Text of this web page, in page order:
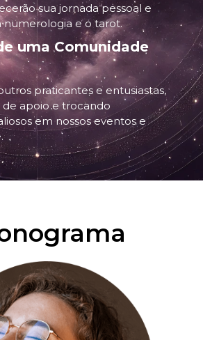
sua jornada pessoal e
numerologia e o tarot.
uma Comunidade
praticantes e entusiastas,
apoio e trocando
em nossos eventos e